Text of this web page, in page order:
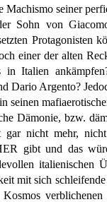
Machismo seiner
Sohn von
Protagonisten
einer der alten
in Italien
Dario Argento?
seinen
Dämonie, bzw.
gar nicht mehr,
gibt und das
italienischen
mit sich
Kosmos